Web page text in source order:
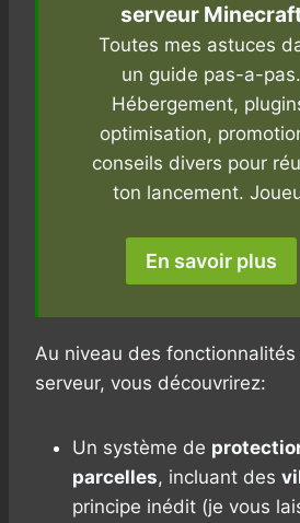
serveur
Toutes mes astuces
un guide pas-a-pas.
Hébergement,
optimisation,
conseils divers pour
ton lancement.
En savoir plus
Au niveau des
serveur, vous découvrirez:
Un système de
parcelles, incluant des
principe inédit (je vous